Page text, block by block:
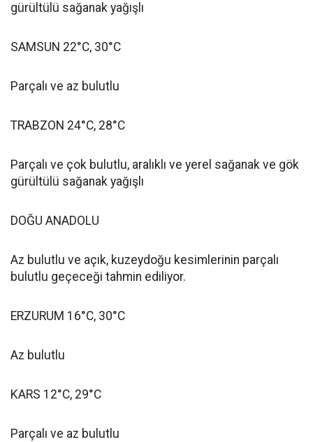
gürültülü sağanak yağışlı
SAMSUN 22°C, 30°C
Parçalı ve az bulutlu
TRABZON 24°C, 28°C
Parçalı ve çok bulutlu, aralıklı ve yerel sağanak ve gök
gürültülü sağanak yağışlı
DOĞU ANADOLU
Az bulutlu ve açık, kuzeydoğu kesimlerinin parçalı
bulutlu geçeceği tahmin ediliyor.
ERZURUM 16°C, 30°C
Az bulutlu
KARS 12°C, 29°C
Parçalı ve az bulutlu